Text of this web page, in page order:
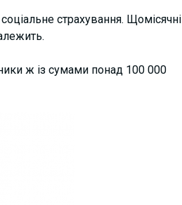
страхування. Щомісячні
ж із сумами понад 100 000